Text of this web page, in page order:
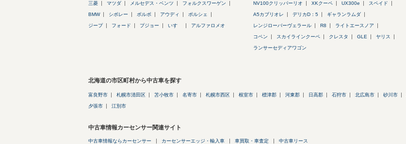
三菱 マツダ メルセデス・ベンツ フォルクスワーゲン
BMW シボレー ボルボ アウディ ポルシェ
ジープ フォード プジョー いすゞ アルファロメオ
NV100クリッパーリオ XKクーペ UX300e スペイド
A5カブリオレ デリカD：5 ギャランラムダ
レンジローバーヴェラール R8 ライトエースノア
コペン スカイラインクーペ クレスタ GLE ヤリス
ランサーセディアワゴン
北海道の市区町村から中古車を探す
富良野市 札幌市清田区 苫小牧市 名寄市 札幌市西区 根室市 標津郡 河東郡 日高郡 石狩市 北広島市 砂川市
夕張市 江別市
中古車情報カーセンサー関連サイト
中古車情報ならカーセンサー カーセンサーエッジ・輸入車 車買取・車査定 中古車リース